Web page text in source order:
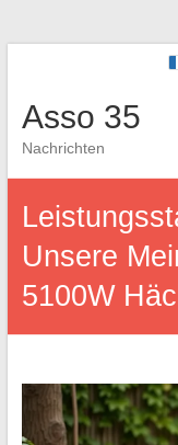
Asso 35
Nachrichten
Unsere
5100W